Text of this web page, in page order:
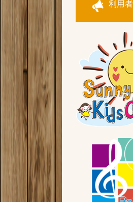
利用